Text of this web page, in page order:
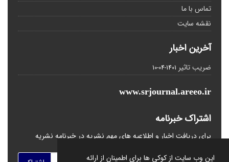
این وب سایت از کوکی ها برای اطمینان از ارائه
تماس با ما
نقشه سایت
آخرین اخبار
ضریب تاثیر 1401-04-10
www.srjournal.areeo.ir
اشتراک خبرنامه
برای دریافت اخبار و اطلاعیه های مهم نشریه در خبرنامه نشریه